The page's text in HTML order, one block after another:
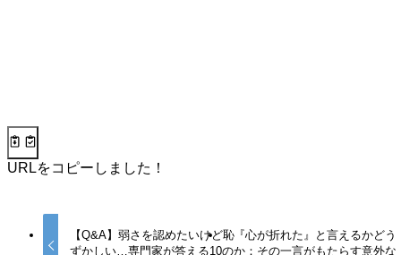
URLをコピーしました！
【Q&A】弱さを認めたいけど恥
ずかしい…専門家が答える10の
『心が折れた』と言えるかどう
か：その一言がもたらす意外な